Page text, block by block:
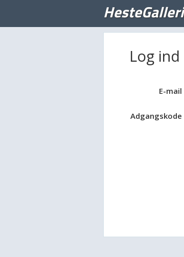
HesteGalleri
Log ind
E-mail
Adgangskode